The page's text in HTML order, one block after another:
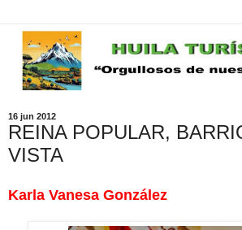
16 jun 2012
REINA POPULAR,
VISTA
Karla Vanesa González